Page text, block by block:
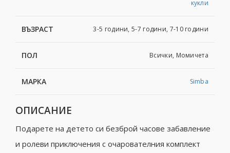
кукли
ВЪЗРАСТ 3-5 години, 5-7 години, 7-10 години
ПОЛ Всички, Момичета
МАРКА Simba
ОПИСАНИЕ
Подарете на детето си безброй часове забавление
и ролеви приключения с очарователния комплект